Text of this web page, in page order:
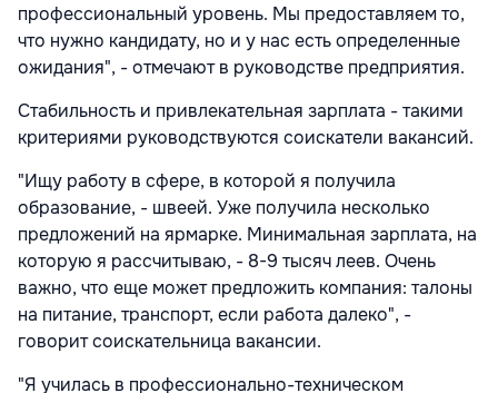
профессиональный уровень. Мы предоставляем то,
что нужно кандидату, но и у нас есть определенные
ожидания", - отмечают в руководстве предприятия.
Стабильность и привлекательная зарплата - такими
критериями руководствуются соискатели вакансий.
"Ищу работу в сфере, в которой я получила
образование, - швеей. Уже получила несколько
предложений на ярмарке. Минимальная зарплата, на
которую я рассчитываю, - 8-9 тысяч леев. Очень
важно, что еще может предложить компания: талоны
на питание, транспорт, если работа далеко", -
говорит соискательница вакансии.
"Я училась в профессионально-техническом